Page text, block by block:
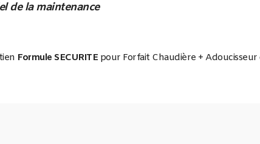
de la maintenance
Formule SECURITE pour Forfait Chaudière +